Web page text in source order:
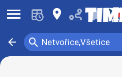
󰍜 󰍎 󰂚 Praha
󰁍 Netvořice,Všetice
󰍉